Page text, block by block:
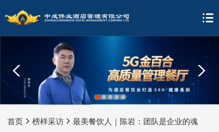
1 2 3 4 5
首页 榜样采访 最美餐饮人｜陈岩：团队是企业的魂